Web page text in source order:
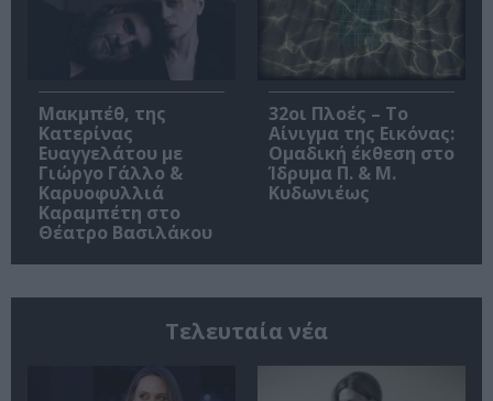
Μακμπέθ, της
Κατερίνας
Ευαγγελάτου με
Γιώργο Γάλλο &
Καρυοφυλλιά
Καραμπέτη στο
Θέατρο Βασιλάκου
32οι Πλοές – Το
Αίνιγμα της Εικόνας:
Ομαδική έκθεση στο
Ίδρυμα Π. & Μ.
Κυδωνιέως
Τελευταία νέα